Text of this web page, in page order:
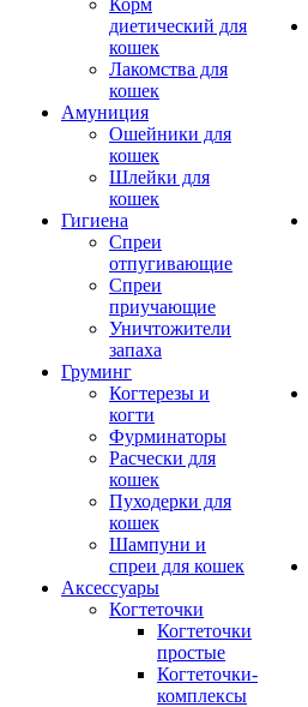
Корм
диетический для
кошек
Лакомства для
кошек
Амуниция
Ошейники для
кошек
Шлейки для
кошек
Гигиена
Спреи
отпугивающие
Спреи
приучающие
Уничтожители
запаха
Груминг
Когтерезы и
когти
Фурминаторы
Расчески для
кошек
Пуходерки для
кошек
Шампуни и
спреи для кошек
Аксессуары
Когтеточки
Когтеточки
простые
Когтеточки-
комплексы